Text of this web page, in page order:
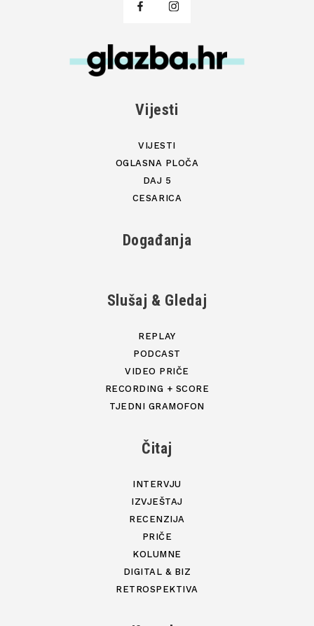
Vijesti
VIJESTI
OGLASNA PLOČA
DAJ 5
CESARICA
Događanja
Slušaj & Gledaj
REPLAY
PODCAST
VIDEO PRIČE
RECORDING + SCORE
TJEDNI GRAMOFON
Čitaj
INTERVJU
IZVJEŠTAJ
RECENZIJA
PRIČE
KOLUMNE
DIGITAL & BIZ
RETROSPEKTIVA